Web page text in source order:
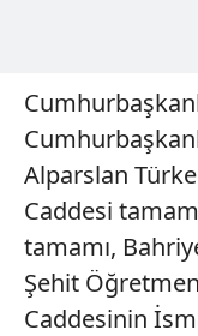
Alparslan
Caddesi
tamamı,
Şehit
Caddesinin